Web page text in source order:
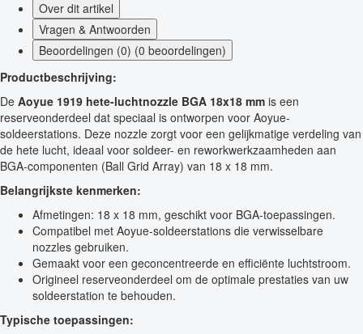
Over dit artikel
Vragen & Antwoorden
Beoordelingen (0) (0 beoordelingen)
Productbeschrijving:
De Aoyue 1919 hete-luchtnozzle BGA 18x18 mm is een
reserveonderdeel dat speciaal is ontworpen voor Aoyue-
soldeerstations. Deze nozzle zorgt voor een gelijkmatige verdeling van
de hete lucht, ideaal voor soldeer- en reworkwerkzaamheden aan
BGA-componenten (Ball Grid Array) van 18 x 18 mm.
Belangrijkste kenmerken:
Afmetingen: 18 x 18 mm, geschikt voor BGA-toepassingen.
Compatibel met Aoyue-soldeerstations die verwisselbare
nozzles gebruiken.
Gemaakt voor een geconcentreerde en efficiënte luchtstroom.
Origineel reserveonderdeel om de optimale prestaties van uw
soldeerstation te behouden.
Typische toepassingen: